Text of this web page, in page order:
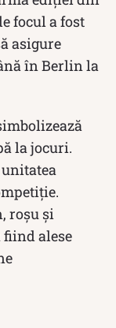
focul a fost
asigure
în Berlin la
la jocuri.
roșu și
fiind alese